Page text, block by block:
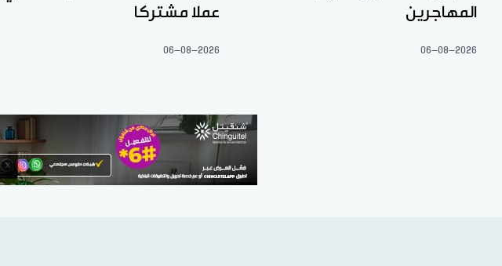
المهاجرين
06-08-2026
عملا مشتركا
06-08-2026